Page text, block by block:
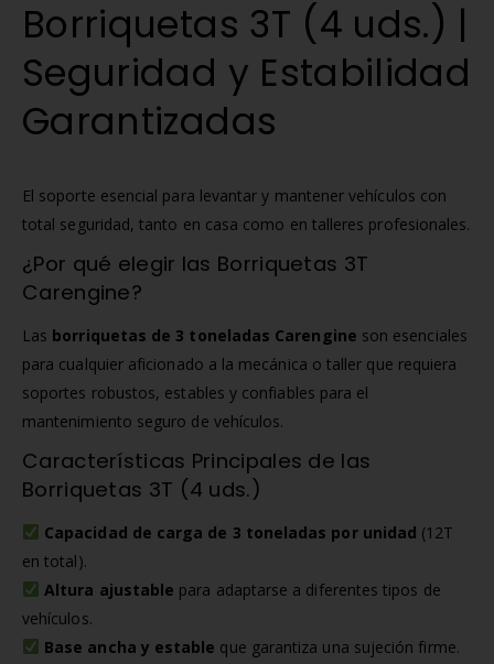
Borriquetas 3T (4 uds.) |
Seguridad y Estabilidad
Garantizadas
El soporte esencial para levantar y mantener vehículos con
total seguridad, tanto en casa como en talleres profesionales.
¿Por qué elegir las Borriquetas 3T
Carengine?
Las borriquetas de 3 toneladas Carengine son esenciales
para cualquier aficionado a la mecánica o taller que requiera
soportes robustos, estables y confiables para el
mantenimiento seguro de vehículos.
Características Principales de las
Borriquetas 3T (4 uds.)
Capacidad de carga de 3 toneladas por unidad (12T
en total).
Altura ajustable para adaptarse a diferentes tipos de
vehículos.
Base ancha y estable que garantiza una sujeción firme.